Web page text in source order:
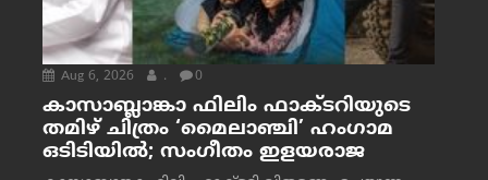
Aug 6, 2026 . 0
കാസാബ്ലാങ്കാ ഫിലിം ഫാക്ടറിയുടെ
തമിഴ് ചിത്രം ‘മൈലാഞ്ചി’ ഹംഗാമ
ഒടിടിയിൽ; സംഗീതം ഇളയരാജ